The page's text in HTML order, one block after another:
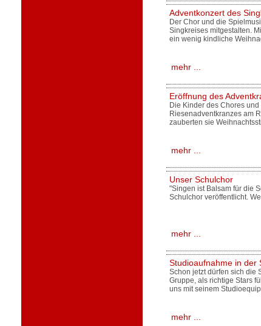
Adventkonzert des
Der Chor und die
Singkreises mitgestalten.
ein wenig kindliche
mehr ...
Eröffnung des
Die Kinder des Chores
Riesenadventkranzes am
zauberten sie
mehr ...
Unser Schulchor
"Singen ist Balsam für die
Schulchor veröffentlicht.
mehr ...
Studioaufnahme in der
Schon jetzt dürfen sich die
Gruppe, als richtige Stars
uns mit seinem
mehr ...